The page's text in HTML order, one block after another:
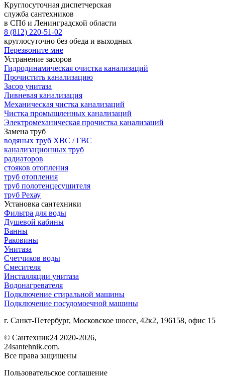
Круглосуточная диспетчерская
служба сантехников
в СПб и Ленинградской области
8 (812) 220-51-02
круглосуточно без обеда и выходных
Перезвоните мне
Устранение засоров
Гидродинамическая очистка канализаций
Прочистить канализацию
Засор унитаза
Ливневая канализация
Механическая чистка канализаций
Чистка промышленных канализаций
Электромеханическая прочистка канализаций
Замена труб
водяных труб ХВС / ГВС
канализационных труб
радиаторов
стояков отопления
труб отопления
труб полотенцесушителя
труб Рехау
Установка сантехники
Фильтра для воды
Душевой кабины
Ванны
Раковины
Унитаза
Счетчиков воды
Смесителя
Инсталляции унитаза
Водонагревателя
Подключение стиральной машины
Подключение посудомоечной машины
г. Санкт-Петербург, Московское шоссе, 42к2, 196158, офис 15
© Сантехник24 2020-2026,
24santehnik.com.
Все права защищены
Пользовательское соглашение